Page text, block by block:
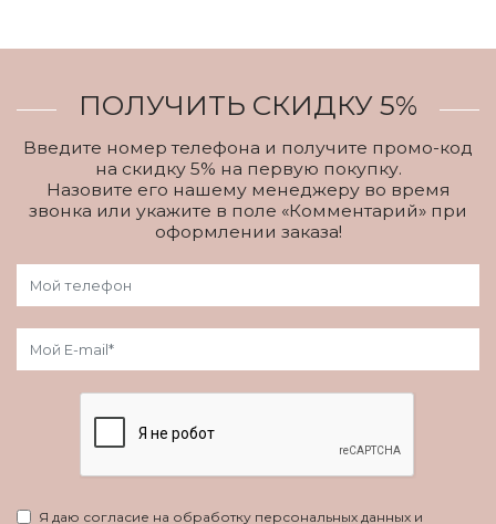
ПОЛУЧИТЬ СКИДКУ 5%
Введите номер телефона и получите промо-код
на скидку 5% на первую покупку.
Назовите его нашему менеджеру во время
звонка или укажите в поле «Комментарий» при
оформлении заказа!
Я даю согласие на обработку персональных данных и